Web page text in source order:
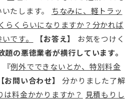
たします。
ちなみに、軽トラッ
らくらいになりますか？分かれば
です。
【お答え】
お気をつけく
題の悪徳業者が横行しています。
『例外でできないとか、特別料金
【お問い合わせ】
分かりました了解
は料金かかりますか？ 見積もりし